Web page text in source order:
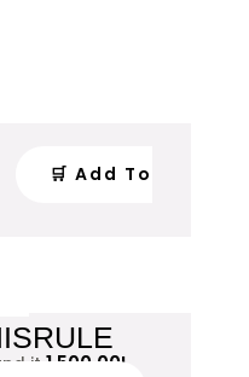
🛒 Add To
it1,500.00L